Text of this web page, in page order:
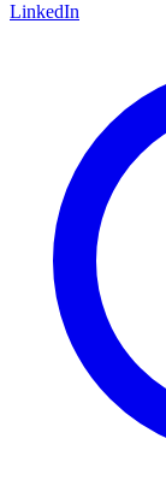
LinkedIn